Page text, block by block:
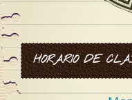
HORARIO DE